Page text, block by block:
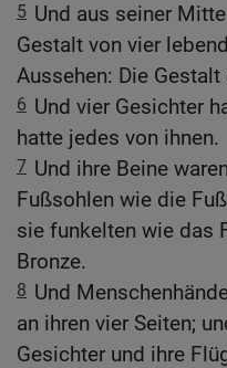
5 Und aus seiner
Gestalt von vier
Aussehen: Die
6 Und vier Gesichter
hatte jedes von ihnen.
7 Und ihre Beine
Fußsohlen wie die
sie funkelten wie das
Bronze.
8 Und
an ihren vier Seiten;
Gesichter und ihre